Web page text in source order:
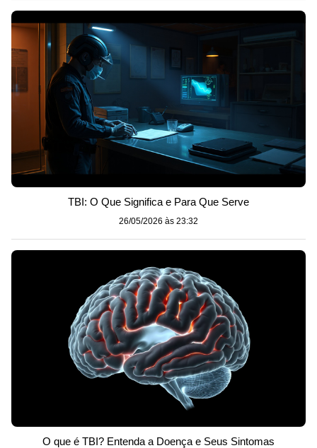
TBI: O Que Significa e Para Que Serve
26/05/2026 às 23:32
O que é TBI? Entenda a Doença e Seus Sintomas